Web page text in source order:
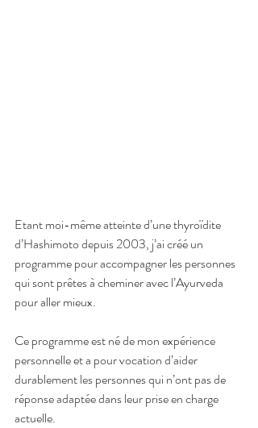
Etant moi-même atteinte d’une thyroïdite
d’Hashimoto depuis 2003, j’ai créé un
programme pour accompagner les personnes
qui sont prêtes à cheminer avec l’Ayurveda
pour aller mieux.
Ce programme est né de mon expérience
personnelle et a pour vocation d’aider
durablement les personnes qui n’ont pas de
réponse adaptée dans leur prise en charge
actuelle.